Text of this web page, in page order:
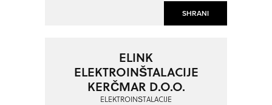
SHRANI
ELINK
ELEKTROINŠTALACIJE
KERČMAR D.O.O.
ELEKTROINŠTALACIJE